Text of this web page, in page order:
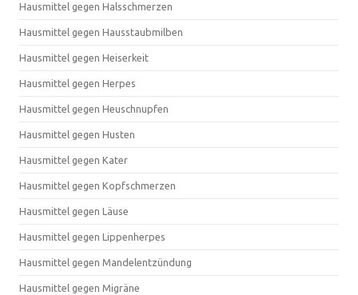
Hausmittel gegen Halsschmerzen
Hausmittel gegen Hausstaubmilben
Hausmittel gegen Heiserkeit
Hausmittel gegen Herpes
Hausmittel gegen Heuschnupfen
Hausmittel gegen Husten
Hausmittel gegen Kater
Hausmittel gegen Kopfschmerzen
Hausmittel gegen Läuse
Hausmittel gegen Lippenherpes
Hausmittel gegen Mandelentzündung
Hausmittel gegen Migräne